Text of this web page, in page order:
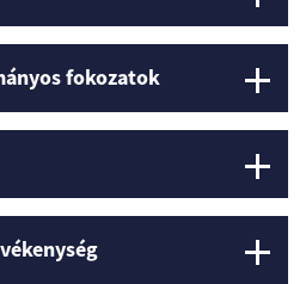
fokozatok